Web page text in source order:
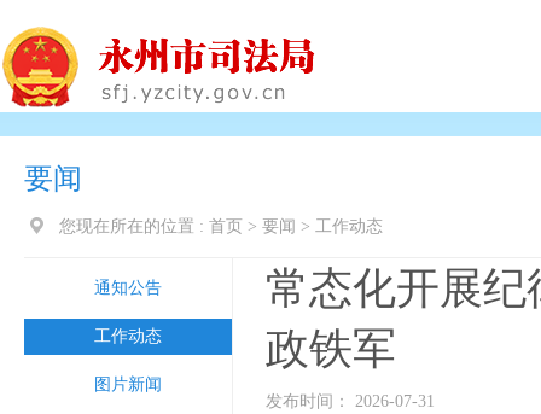
要闻
您现在所在的位置 : 首页 > 要闻 > 工作动态
通知公告
工作动态
图片新闻
常态化开展纪
政铁军
发布时间： 2026-07-31